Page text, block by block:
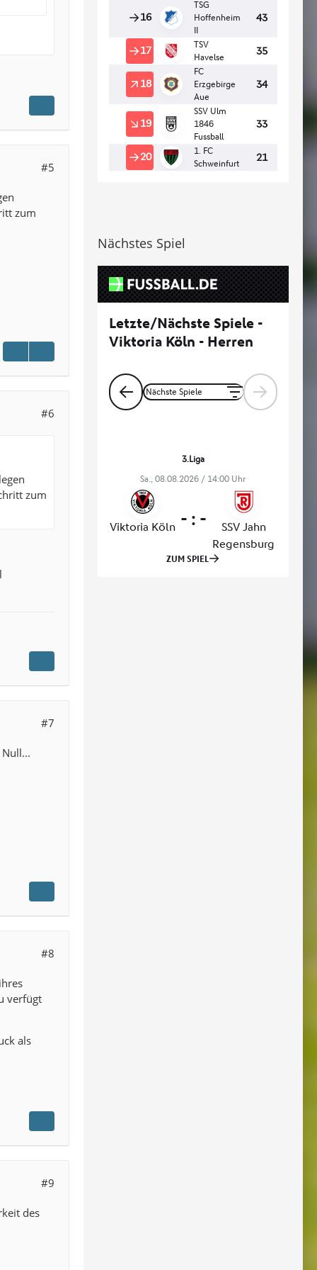
#5
zum
#6
zum
#7
#8
verfügt
als
#9
des
Nächstes Spiel